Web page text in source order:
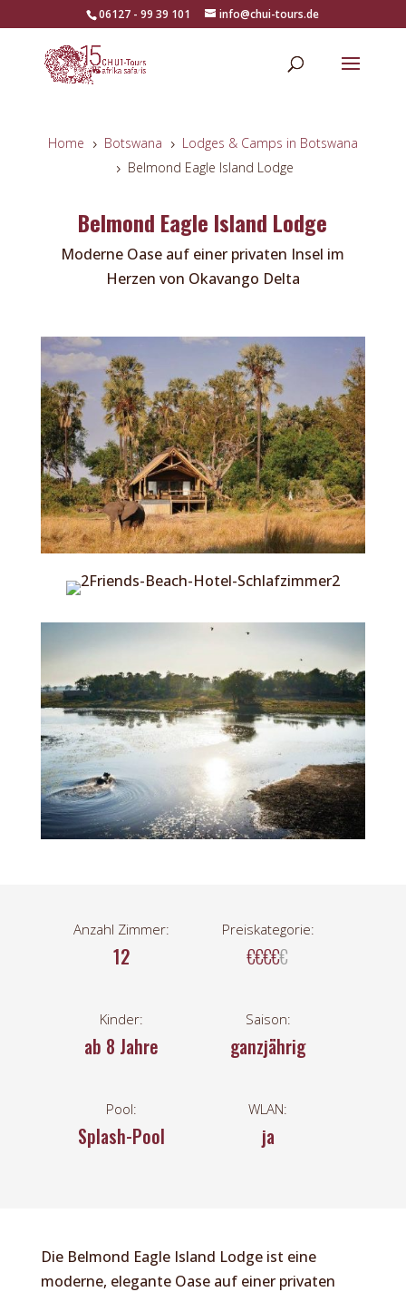
06127 - 99 39 101 info@chui-tours.de
Home 5 Botswana 5 Lodges & Camps in Botswana
5 Belmond Eagle Island Lodge
Belmond Eagle Island Lodge
Moderne Oase auf einer privaten Insel im
Herzen von Okavango Delta
Anzahl Zimmer:
12
Preiskategorie:
€€€€€
Kinder:
ab 8 Jahre
Saison:
ganzjährig
Pool:
Splash-Pool
WLAN:
ja
Die Belmond Eagle Island Lodge ist eine
moderne, elegante Oase auf einer privaten